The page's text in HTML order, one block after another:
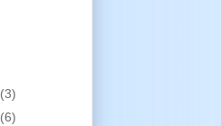
(3)
(6)